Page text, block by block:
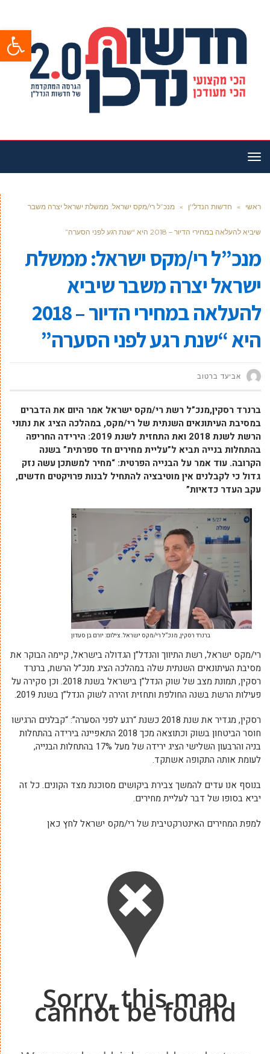
פתח
תפריט
ראשי » חדשות הנדל''ן » מנכ”ל רי/מקס ישראל: ממשלת ישראל יצרה משבר
שיביא להעלאה במחירי הדיור – 2018 היא “שנת רגע לפני הסערה”
מנכ”ל רי/מקס ישראל: ממשלת
ישראל יצרה משבר שיביא
להעלאה במחירי הדיור – 2018
היא “שנת רגע לפני הסערה”
אביעד ברטוב
ברנרד רסקין,מנכ”ל רשת רי/מקס ישראל אמר היום את הדברים
במסיבת העיתונאים השנתית של רי/מקס, במהלכה הציג את נתוני
הרשת לשנת 2018 ואת התחזית לשנת 2019: הירידה החריפה
בהתחלות בנייה תביא ל”עליית מחירים חד ספרתית” בשנה
הקרובה. עוד אמר על הבנייה הפרטית: “מחיר למשתכן עשה נזק
גדול כי לקבלנים אין מוטיבציה להתחיל לבנות פרויקטים חדשים,
עקב העדר כדאיות”
ברנרד רסקין, מנכ”ל רי/מקס ישראל. צילום: יורם בן סעדון
רי/מקס ישראל, רשת התיווך והנדל”ן הגדולה בישראל, קיימה הבוקר את
מסיבת העיתונאים השנתית שלה במהלכה הציג מנכ”ל הרשת, ברנרד
רסקין, תמונת מצב של שוק הנדל”ן בישראל בשנת 2018. וכן סקירה על
פעילות הרשת בשנה החולפת ותחזית זהירה לשוק הנדל”ן בשנת 2019.
רסקין, מגדיר את שנת 2018 כשנת “רגע לפני הסערה”: “קבלנים הרגישו
חוסר הביטחון בשוק וכתוצאה מכך 2018 התאפיינה בירידה בהתחלות
בניה והרבעון השלישי הציג ירידה של מעל 17% בהתחלות הבנייה,
לעומת אותה התקופה אשתקד.
בנוסף אנו עדים להמשך צבירת ביקושים מסוכנת מצד הקונים. כל זה
יביא בסופו של דבר לעליית מחירים.
למפת המחירים האינטרקטיבית של רי/מקס ישראל לחץ כאן